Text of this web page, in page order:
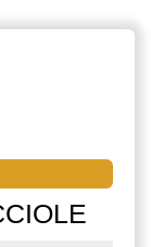
fleuve et à
Résidence
du
en 2015.